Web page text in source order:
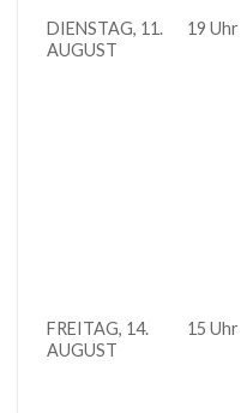
DIENSTAG, 11.
AUGUST
19 Uhr
FREITAG, 14.
AUGUST
15 Uhr